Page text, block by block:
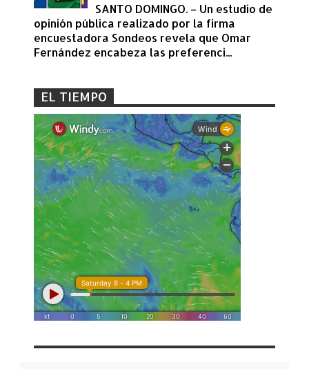
SANTO DOMINGO. – Un estudio de
opinión pública realizado por la firma
encuestadora Sondeos revela que Omar
Fernández encabeza las preferenci...
EL TIEMPO